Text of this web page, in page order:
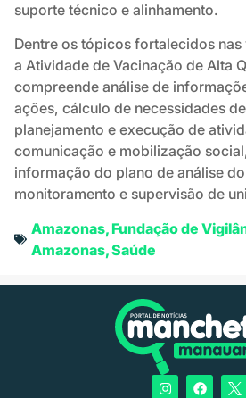
suporte técnico e alinhamento.
Dentre os tópicos fortalecidos nas
a Atividade de Vacinação de Alta
compreende análise de
ações, cálculo de necessidades
planejamento e execução de
comunicação e mobilização
informação do plano de análise
monitoramento e supervisão de
Amazonas,Fundação de
Amazonas,Saúde